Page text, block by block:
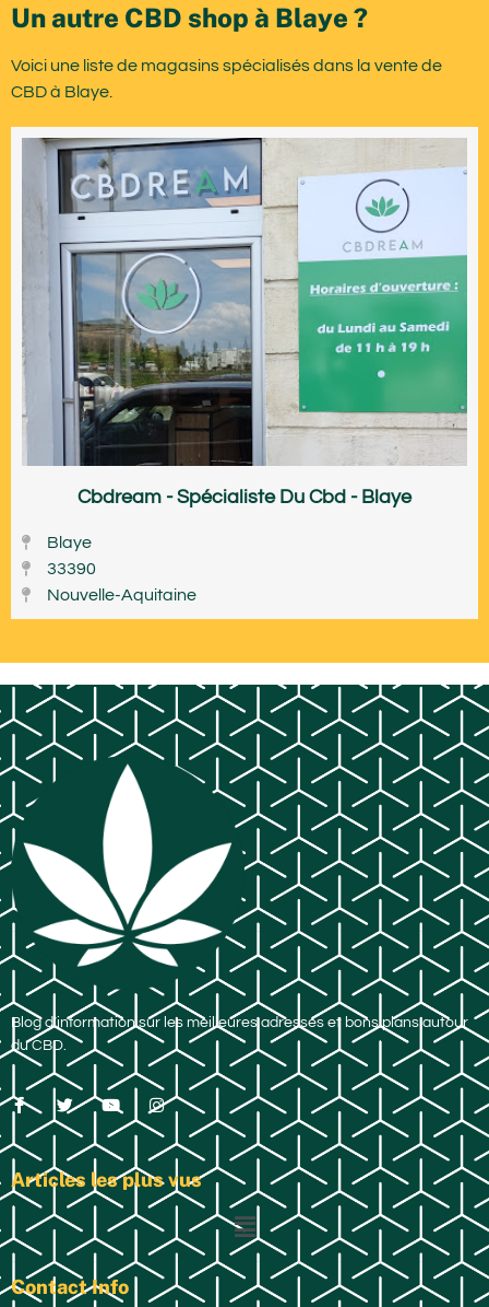
Un autre CBD shop à Blaye ?
Voici une liste de magasins spécialisés dans la vente de
CBD à Blaye.
Cbdream - Spécialiste Du Cbd - Blaye
Blaye
33390
Nouvelle-Aquitaine
Blog d’information sur les meilleures adresses et bons plans autour
du CBD.
Articles les plus vus
Contact Info